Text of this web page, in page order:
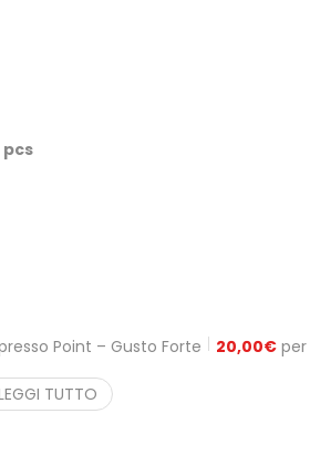
pcs
Point – Gusto Forte 20,00€ per
TUTTO